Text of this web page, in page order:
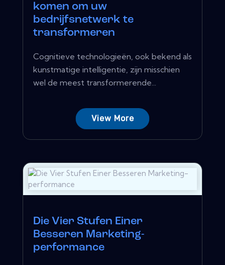
komen om uw
bedrijfsnetwerk te
transformeren
Cognitieve technologieën, ook bekend als
kunstmatige intelligentie, zijn misschien
wel de meest transformerende...
View More
Die Vier Stufen Einer
Besseren Marketing-
performance